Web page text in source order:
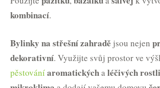
kombinací.
Bylinky na střešní zahradě jsou nejen
dekorativní. Využijte svůj prostor ve
pěstováníaromatickýchaléčivých